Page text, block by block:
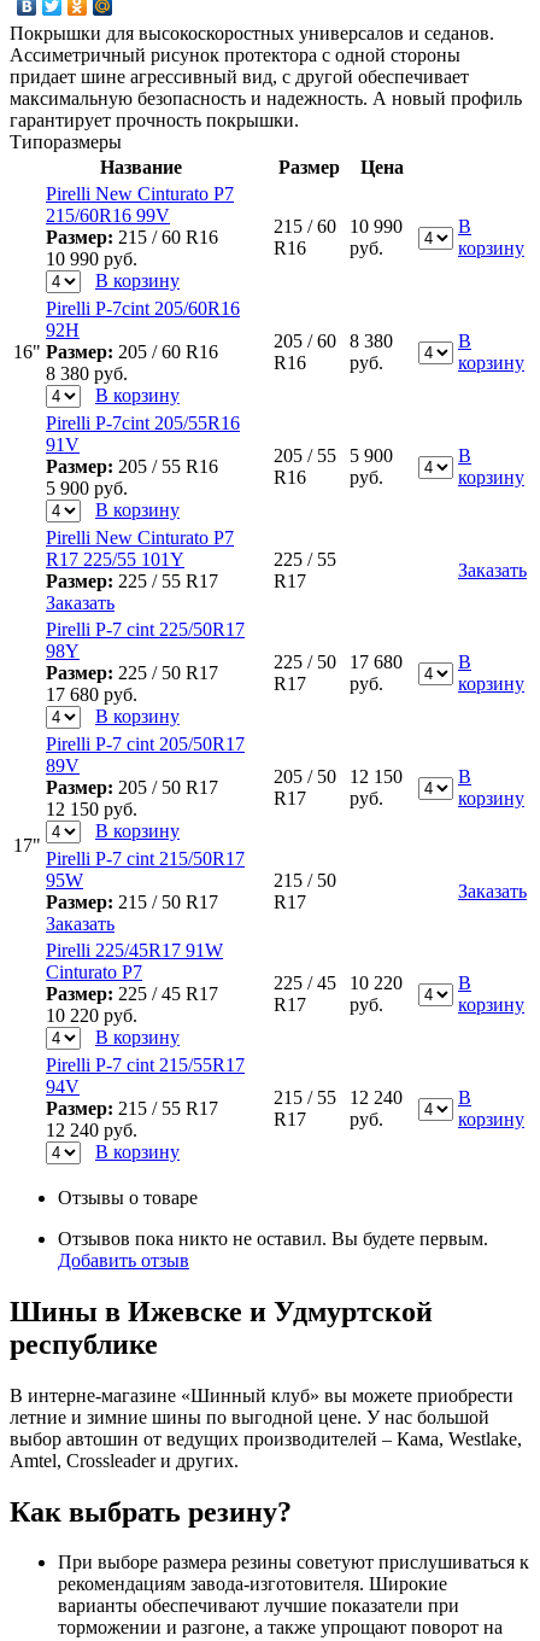
Покрышки для высокоскоростных универсалов и седанов.
Ассиметричный рисунок протектора с одной стороны
придает шине агрессивный вид, с другой обеспечивает
максимальную безопасность и надежность. А новый профиль
гарантирует прочность покрышки.
Типоразмеры
Название
Размер Цена
16"
Pirelli New Cinturato P7
215/60R16 99V
Размер: 215 / 60 R16
10 990 руб.
В корзину
215 / 60
R16
10 990
руб.
В
корзину
Pirelli P-7cint 205/60R16
92H
Размер: 205 / 60 R16
8 380 руб.
В корзину
205 / 60
R16
8 380
руб.
В
корзину
Pirelli P-7cint 205/55R16
91V
Размер: 205 / 55 R16
5 900 руб.
В корзину
205 / 55
R16
5 900
руб.
В
корзину
17"
Pirelli New Cinturato P7
R17 225/55 101Y
Размер: 225 / 55 R17
Заказать
225 / 55
R17
Заказать
Pirelli P-7 cint 225/50R17
98Y
Размер: 225 / 50 R17
17 680 руб.
В корзину
225 / 50
R17
17 680
руб.
В
корзину
Pirelli P-7 cint 205/50R17
89V
Размер: 205 / 50 R17
12 150 руб.
В корзину
205 / 50
R17
12 150
руб.
В
корзину
Pirelli P-7 cint 215/50R17
95W
Размер: 215 / 50 R17
Заказать
215 / 50
R17
Заказать
Pirelli 225/45R17 91W
Cinturato P7
Размер: 225 / 45 R17
10 220 руб.
В корзину
225 / 45
R17
10 220
руб.
В
корзину
Pirelli P-7 cint 215/55R17
94V
Размер: 215 / 55 R17
12 240 руб.
В корзину
215 / 55
R17
12 240
руб.
В
корзину
Отзывы о товаре
Отзывов пока никто не оставил. Вы будете первым.
Добавить отзыв
Шины в Ижевске и Удмуртской
республике
В интерне-магазине «Шинный клуб» вы можете приобрести
летние и зимние шины по выгодной цене. У нас большой
выбор автошин от ведущих производителей – Кама, Westlake,
Amtel, Crossleader и других.
Как выбрать резину?
При выборе размера резины советуют прислушиваться к
рекомендациям завода-изготовителя. Широкие
варианты обеспечивают лучшие показатели при
торможении и разгоне, а также упрощают поворот на